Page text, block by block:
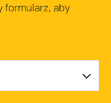
formularz, aby